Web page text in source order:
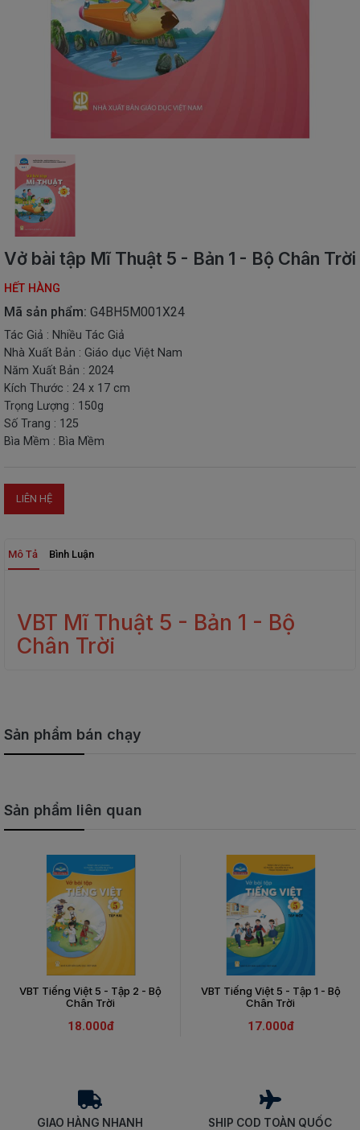
THIẾU
NGOẠI
NGỮ
VPP
-
ĐỒ
DÙNG
SINH
QUÀ
TẶNG
ĐỒ
CHƠI
THIẾT
BỊ
STEM
Vở bài tập Mĩ Thuật 5 - Bản 1 - Bộ Chân Trời
HẾT HÀNG
Mã sản phẩm: G4BH5M001X24
Tác Giả : Nhiều Tác Giả
Nhà Xuất Bản : Giáo dục Việt Nam
Năm Xuất Bản : 2024
Kích Thước : 24 x 17 cm
Trọng Lượng : 150g
Số Trang : 125
Bìa Mềm : Bìa Mềm
LIÊN HỆ
Mô Tả Bình Luận
VBT Mĩ Thuật 5 - Bản 1 - Bộ
Chân Trời
Sản phẩm bán chạy
Sản phẩm liên quan
VBT Tiếng Việt 5 - Tập 2 - Bộ
Chân Trời
18.000đ
VBT Tiếng Việt 5 - Tập 1 - Bộ
Chân Trời
17.000đ
GIAO HÀNG NHANH SHIP COD TOÀN QUỐC